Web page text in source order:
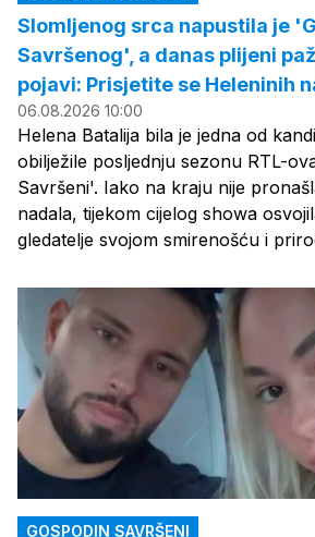
Slomljenog srca napustila je
Savršenog', a danas plijeni
pojavi: Prisjetite se Heleninih
06.08.2026 10:00
Helena Batalija bila je jedna od
obilježile posljednju sezonu RTL-
Savršeni'. Iako na kraju nije
nadala, tijekom cijelog showa
gledatelje svojom smirenošću i
GOSPODIN SAVRŠENI